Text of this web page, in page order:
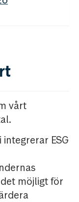
vårt
ESG
möjligt för